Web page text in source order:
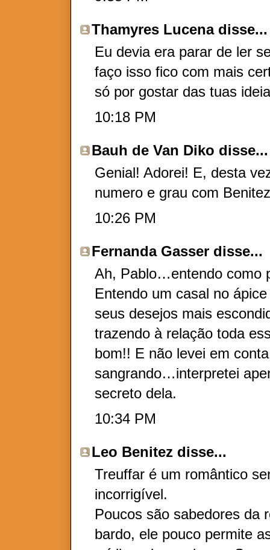
Thamyres Lucenadisse...
Eu devia era parar de ler
faço isso fico com mais
só por gostar das tuas
10:18 PM
Bauh de Van Diko disse...
Genial! Adorei! E, desta
numero e grau com
10:26 PM
Fernanda Gasser disse...
Ah, Pablo…entendo como
Entendo um casal no
seus desejos mais
trazendo à relação toda
bom!! E não levei em
sangrando…interpretei
secreto dela.
10:34 PM
Leo Benitez disse...
Treuffar é um romântico
incorrigível.
Poucos são sabedores da
bardo, ele pouco permite